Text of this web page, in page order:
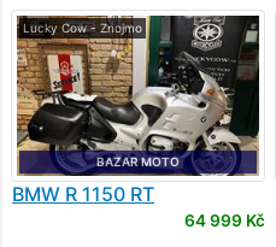
Lucky Cow - Znojmo
BAZAR MOTO
BMW R 1150 RT
64 999 Kč